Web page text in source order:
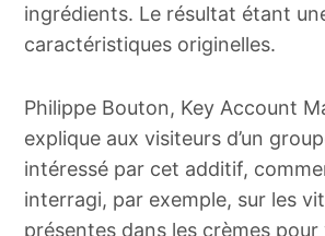
ingrédients. Le résultat étant
caractéristiques originelles.
Philippe Bouton, Key Account
explique aux visiteurs d’un
intéressé par cet additif,
interragi, par exemple, sur les
présentes dans les crèmes pour